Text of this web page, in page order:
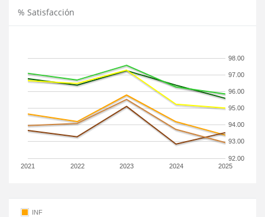
% Satisfacción
2021 2022 2023 2024 2025
92.00
93.00
94.00
95.00
96.00
97.00
98.00
INF